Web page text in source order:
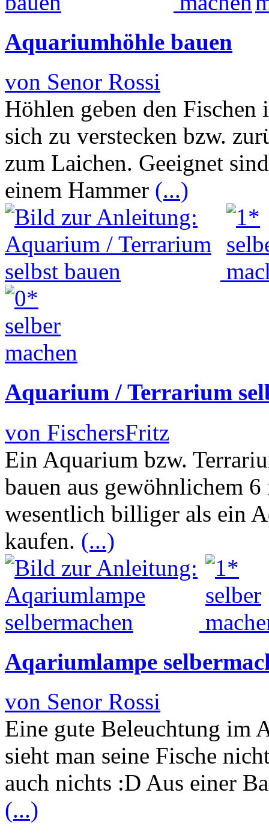
Aquariumhöhle bauen
von Senor Rossi
Höhlen geben den
sich zu verstecken bzw.
zum Laichen. Geeignet
einem Hammer (...)
Aquarium / Terrarium
von FischersFritz
Ein Aquarium bzw.
bauen aus gewöhnlichem
wesentlich billiger als ein
kaufen. (...)
Aqariumlampe
von Senor Rossi
Eine gute Beleuchtung im
sieht man seine Fische
auch nichts :D Aus einer
(...)